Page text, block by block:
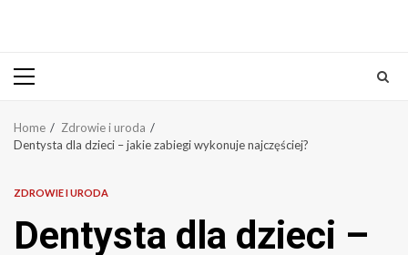
Primary
Home
Zdrowie i uroda
Dentysta dla dzieci – jakie zabiegi wykonuje najczęściej?
ZDROWIE I URODA
Dentysta dla dzieci –